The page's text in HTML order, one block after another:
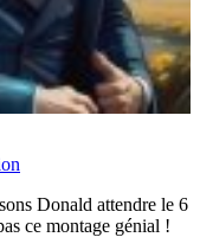
Donald attendre le 6
ce montage génial !